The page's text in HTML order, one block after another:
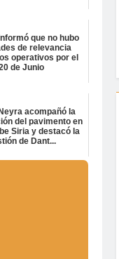
que no hubo
de relevancia
operativos por el
de Junio
acompañó la
del pavimento en
Siria y destacó la
de Dant...